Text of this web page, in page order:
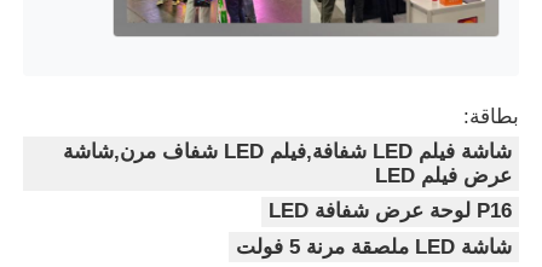
بطاقة:
شاشة فيلم LED شفافة,فيلم LED شفاف مرن,شاشة
عرض فيلم LED
P16 لوحة عرض شفافة LED
شاشة LED ملصقة مرنة 5 فولت